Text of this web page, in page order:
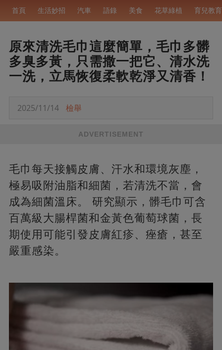
首頁 生活妙招 汽車 語錄 美食 花草綠植 育兒教育
原來清洗毛巾這麼簡單，毛巾多髒
多臭多黃，只需撒一把它、清水洗
一洗，立馬恢復柔軟乾淨又清香！
2025/11/14 檢舉
ADVERTISEMENT
毛巾每天接觸皮膚、汗水和環境灰塵，
極易吸附油脂和細菌，若清洗不當，會
成為細菌溫床。 研究顯示，髒毛巾可含
百萬級大腸桿菌和金黃色葡萄球菌，長
期使用可能引發皮膚紅疹、痤瘡，甚至
嚴重感染。